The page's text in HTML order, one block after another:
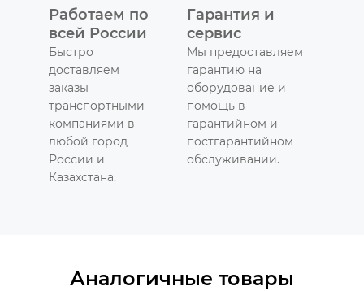
Работаем по
всей России
Быстро
доставляем
заказы
транспортными
компаниями в
любой город
России и
Казахстана.
Гарантия и
сервис
Мы предоставляем
гарантию на
оборудование и
помощь в
гарантийном и
постгарантийном
обслуживании.
Аналогичные товары